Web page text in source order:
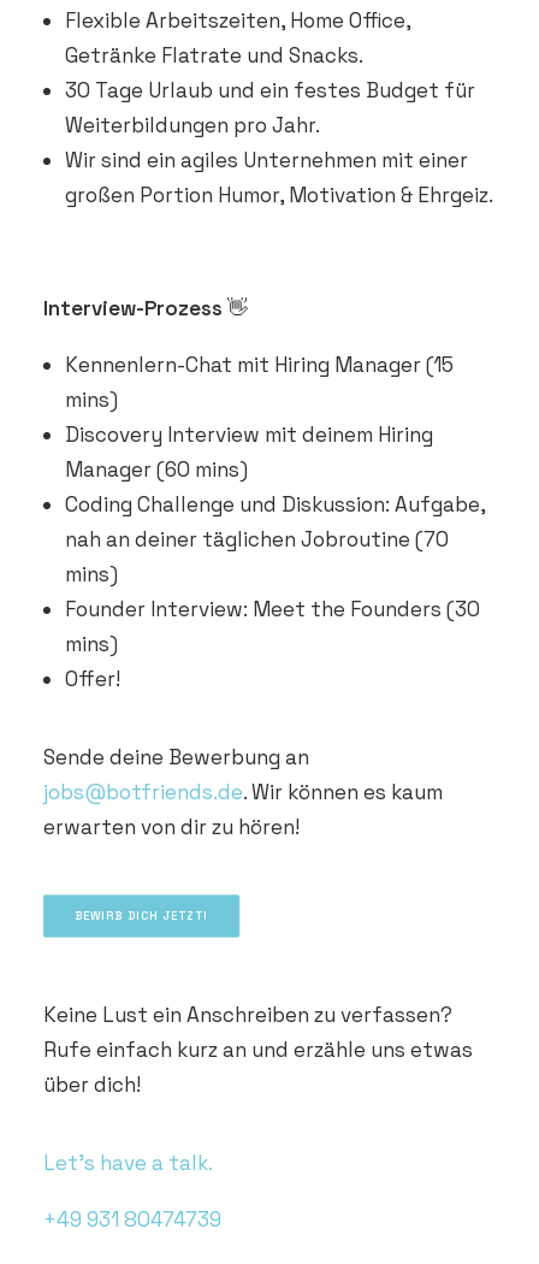
Flexible Arbeitszeiten, Home Office,
Getränke Flatrate und Snacks.
30 Tage Urlaub und ein festes Budget für
Weiterbildungen pro Jahr.
Wir sind ein agiles Unternehmen mit einer
großen Portion Humor, Motivation & Ehrgeiz.
Interview-Prozess 👋
Kennenlern-Chat mit Hiring Manager (15
mins)
Discovery Interview mit deinem Hiring
Manager (60 mins)
Coding Challenge und Diskussion: Aufgabe,
nah an deiner täglichen Jobroutine (70
mins)
Founder Interview: Meet the Founders (30
mins)
Offer!
Sende deine Bewerbung an
jobs@botfriends.de. Wir können es kaum
erwarten von dir zu hören!
BEWIRB DICH JETZT!
Keine Lust ein Anschreiben zu verfassen?
Rufe einfach kurz an und erzähle uns etwas
über dich!
Let’s have a talk.
+49 931 80474739